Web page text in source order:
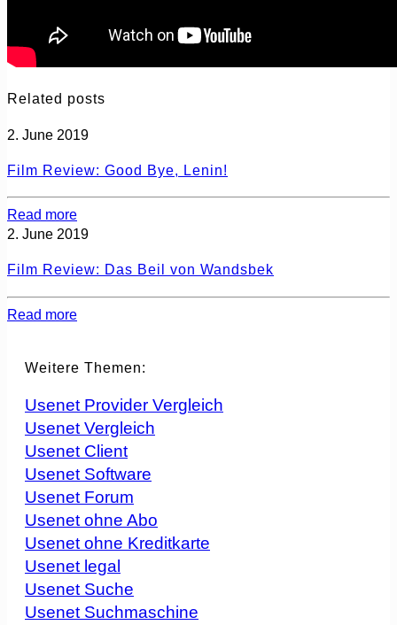
Related posts
2. June 2019
Film Review: Good Bye, Lenin!
Read more
2. June 2019
Film Review: Das Beil von Wandsbek
Read more
Weitere Themen:
Usenet Provider Vergleich
Usenet Vergleich
Usenet Client
Usenet Software
Usenet Forum
Usenet ohne Abo
Usenet ohne Kreditkarte
Usenet legal
Usenet Suche
Usenet Suchmaschine